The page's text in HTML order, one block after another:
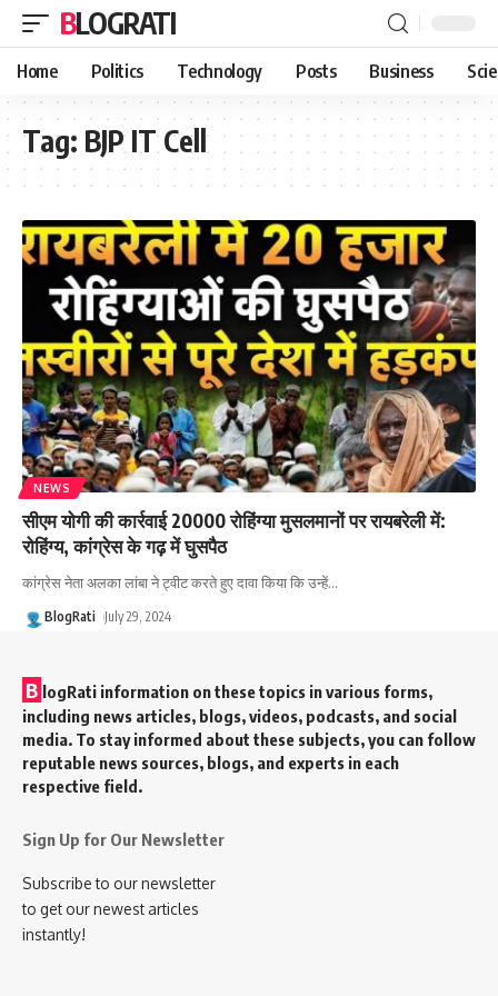
BLOGRATI
Home Politics Technology Posts Business
Tag: BJP IT Cell
NEWS
सीएम योगी की कार्रवाई 20000 रोहिंग्या मुसलमानों पर रायबरेली में:
रोहिंग्य, कांग्रेस के गढ़ में घुसपैठ
कांग्रेस नेता अलका लांबा ने ट्वीट करते हुए दावा किया कि उन्हें…
BlogRati July 29, 2024
B logRati information on these topics in various forms,
including news articles, blogs, videos, podcasts, and social
media. To stay informed about these subjects, you can follow
reputable news sources, blogs, and experts in each
respective field.
Sign Up for Our Newsletter
Subscribe to our newsletter
to get our newest articles
instantly!